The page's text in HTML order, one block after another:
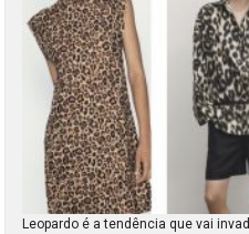
Leopardo é a tendência que vai